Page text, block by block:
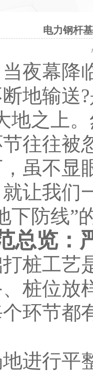
电力钢杆
夜幕降
地输送
地之上
节往往
虽不显
让我们
下防线”
总览：
桩工艺
桩位放
环节都
进行平